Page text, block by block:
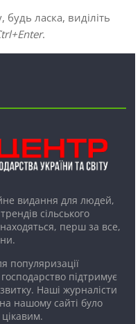
ласка, виділіть
.
видання для людей,
сільського
перш за все,
популяризації
підтримує
Наші журналісти
нашому сайті було